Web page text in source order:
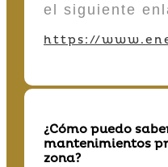
el siguiente
https://
¿Cómo puedo
mantenimientos
zona?